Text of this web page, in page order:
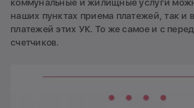
коммунальные и жилищные услуги
наших пунктах приема платежей, так и
платежей этих УК. То же самое и с
счетчиков.